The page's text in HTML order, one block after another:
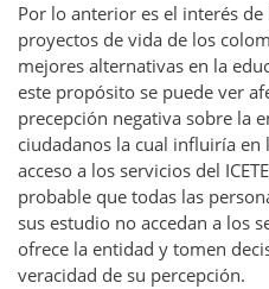
Por lo anterior es el interés
proyectos de vida de los
mejores alternativas en la
este propósito se puede ver
precepción negativa sobre la
ciudadanos la cual influiría en
acceso a los servicios del
probable que todas las
sus estudio no accedan a los
ofrece la entidad y tomen
veracidad de su percepción.